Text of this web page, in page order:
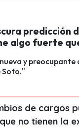
predicción
algo fuerte
y
de cargos
no tienen la